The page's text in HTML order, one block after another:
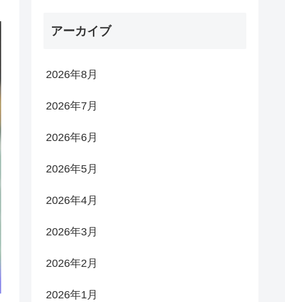
アーカイブ
2026年8月
2026年7月
2026年6月
2026年5月
2026年4月
2026年3月
2026年2月
2026年1月